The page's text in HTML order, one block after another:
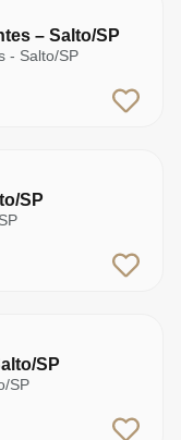
– Salto/SP
- Salto/SP
SP
SP
SP